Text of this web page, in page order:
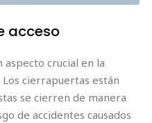
acceso
aspecto crucial en la
cierrapuertas están
se cierren de manera
de accidentes causados